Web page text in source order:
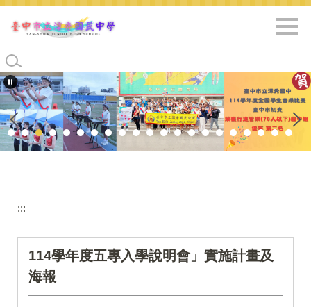
跳
到
要
內
容
區
:::
114學年度五專入學說明會」實施計畫及
海報